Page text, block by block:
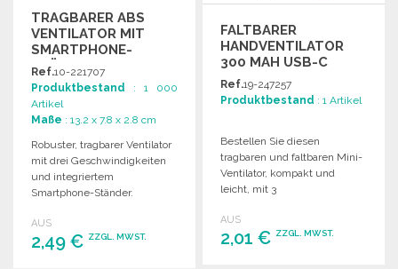
TRAGBARER ABS
VENTILATOR MIT
SMARTPHONE-
STÄNDER ZU
GROSSHANDELSPREISEN
Ref.10-221707
Produktbestand : 1 000
Artikel
Maße : 13.2 x 7.8 x 2.8 cm
Robuster, tragbarer Ventilator
mit drei Geschwindigkeiten
und integriertem
Smartphone-Ständer.
und Mikro-USB-Kabel.
AUS
2,49 € ZZGL. MWST.
FALTBARER
HANDVENTILATOR
300 MAH USB-C
Ref.19-247257
Produktbestand : 1 Artikel
Bestellen Sie diesen
tragbaren und faltbaren Mini-
Ventilator, kompakt und
leicht, mit 3
Batterie, USB-C-Kabel
enthalten, Maße 17×8×2,7 cm,
AUS
2,01 € ZZGL. MWST.